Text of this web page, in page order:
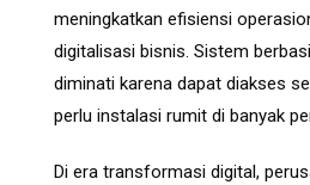
meningkatkan efisiensi
digitalisasi bisnis. Sistem
diminati karena dapat diakses
perlu instalasi rumit di banyak
Di era transformasi digital,